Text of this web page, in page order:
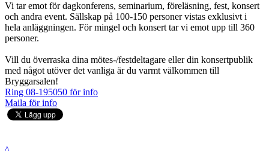
Vi tar emot för dagkonferens, seminarium, föreläsning, fest, konsert
och andra event. Sällskap på 100-150 personer vistas exklusivt i
hela anläggningen. För mingel och konsert tar vi emot upp till 360
personer.
Vill du överraska dina mötes-/festdeltagare eller din konsertpublik
med något utöver det vanliga är du varmt välkommen till
Bryggarsalen!
Ring 08-195050 för info
Maila för info